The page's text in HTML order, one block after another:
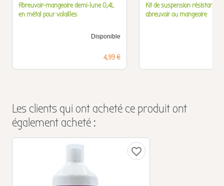
Abreuvoir-mangeoire demi-lune 0,4L
en métal pour volailles
Disponible
Prix
4,99 €
Kit de suspension résistant
abreuvoir ou mangeoire
Les clients qui ont acheté ce produit ont
également acheté :
favorite_border